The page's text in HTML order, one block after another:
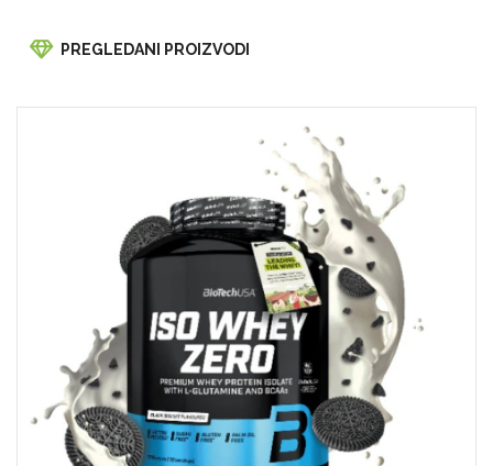
PREGLEDANI PROIZVODI